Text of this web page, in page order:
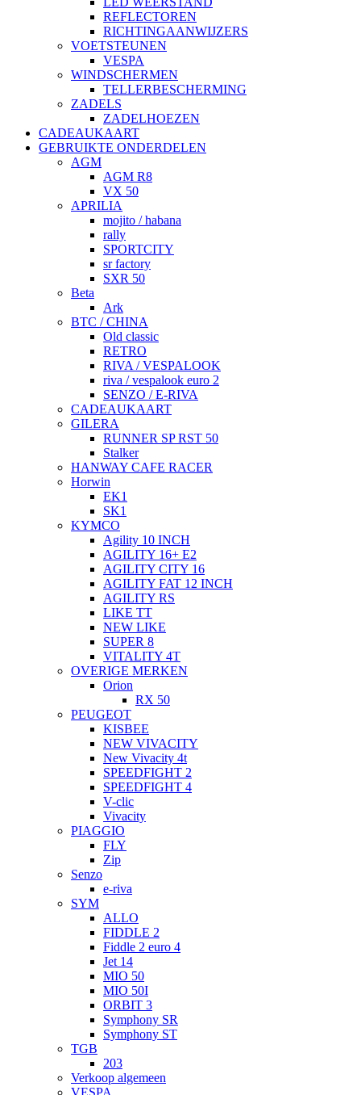
REFLECTOREN
RICHTINGAANWIJZERS
VOETSTEUNEN
VESPA
WINDSCHERMEN
TELLERBESCHERMING
ZADELS
ZADELHOEZEN
CADEAUKAART
GEBRUIKTE ONDERDELEN
AGM
AGM R8
VX 50
APRILIA
mojito / habana
rally
SPORTCITY
sr factory
SXR 50
Beta
Ark
BTC / CHINA
Old classic
RETRO
RIVA / VESPALOOK
riva / vespalook euro 2
SENZO / E-RIVA
CADEAUKAART
GILERA
RUNNER SP RST 50
Stalker
HANWAY CAFE RACER
Horwin
EK1
SK1
KYMCO
Agility 10 INCH
AGILITY 16+ E2
AGILITY CITY 16
AGILITY FAT 12 INCH
AGILITY RS
LIKE TT
NEW LIKE
SUPER 8
VITALITY 4T
OVERIGE MERKEN
Orion
RX 50
PEUGEOT
KISBEE
NEW VIVACITY
New Vivacity 4t
SPEEDFIGHT 2
SPEEDFIGHT 4
V-clic
Vivacity
PIAGGIO
FLY
Zip
Senzo
e-riva
SYM
ALLO
FIDDLE 2
Fiddle 2 euro 4
Jet 14
MIO 50
MIO 50I
ORBIT 3
Symphony SR
Symphony ST
TGB
203
Verkoop algemeen